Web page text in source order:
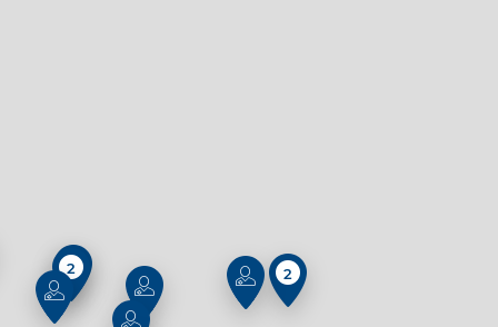
2
2 2